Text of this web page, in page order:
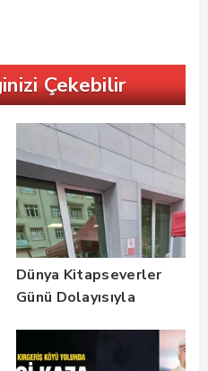
Çekebilir
Dünya Kitapseverler
Günü Dolayısıyla
Gerçekleştirildi